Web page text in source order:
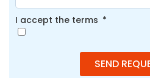
I accept the terms
SEND